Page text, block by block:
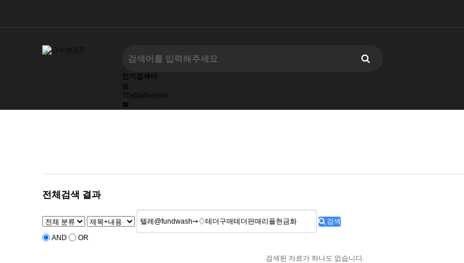
인기검색어
텔
TG@tetherzon
☎
전체검색 결과
검색
AND OR
검색된 자료가 하나도 없습니다.